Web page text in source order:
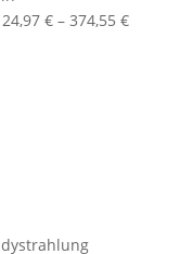
24,97 €– 374,55 €